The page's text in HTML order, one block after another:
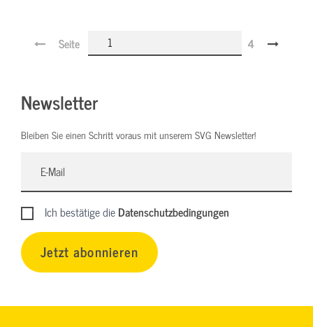
Seite 4
Newsletter
Bleiben Sie einen Schritt voraus mit unserem SVG Newsletter!
Ich bestätige dieDatenschutzbedingungen
Jetzt abonnieren